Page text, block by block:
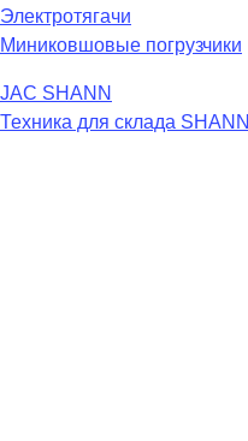
Электротягачи
Миниковшовые погрузчики
JAC SHANN
Техника для склада SHANN